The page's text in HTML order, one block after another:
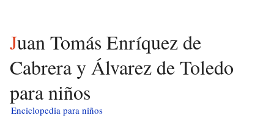
Juan Tomás Enríquez de
Cabrera y Álvarez de Toledo
para niños
Enciclopedia para niños